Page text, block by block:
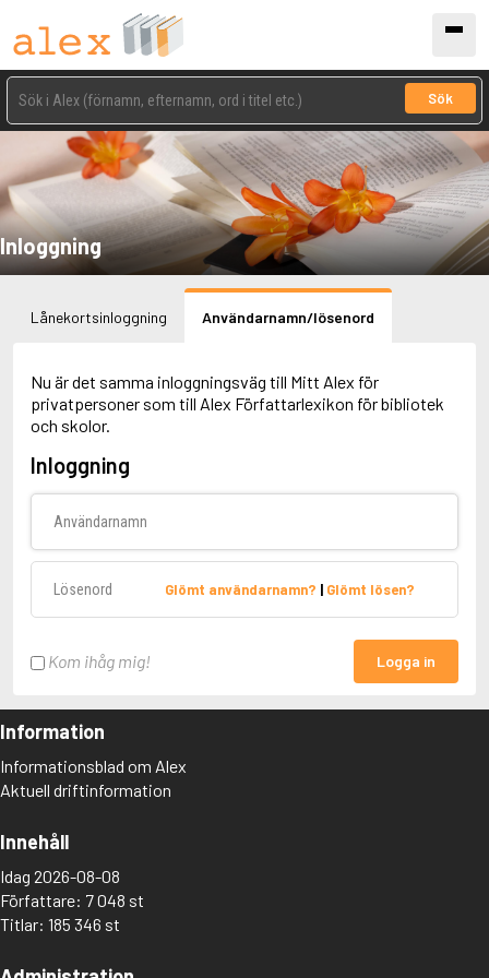
Sök
Inloggning
Lånekortsinloggning Användarnamn/lösenord
Nu är det samma inloggningsväg till Mitt Alex för
privatpersoner som till Alex Författarlexikon för bibliotek
och skolor.
Inloggning
Glömt användarnamn? | Glömt lösen?
Kom ihåg mig! Logga in
Information
Informationsblad om Alex
Aktuell driftinformation
Innehåll
Idag 2026-08-08
Författare: 7 048 st
Titlar: 185 346 st